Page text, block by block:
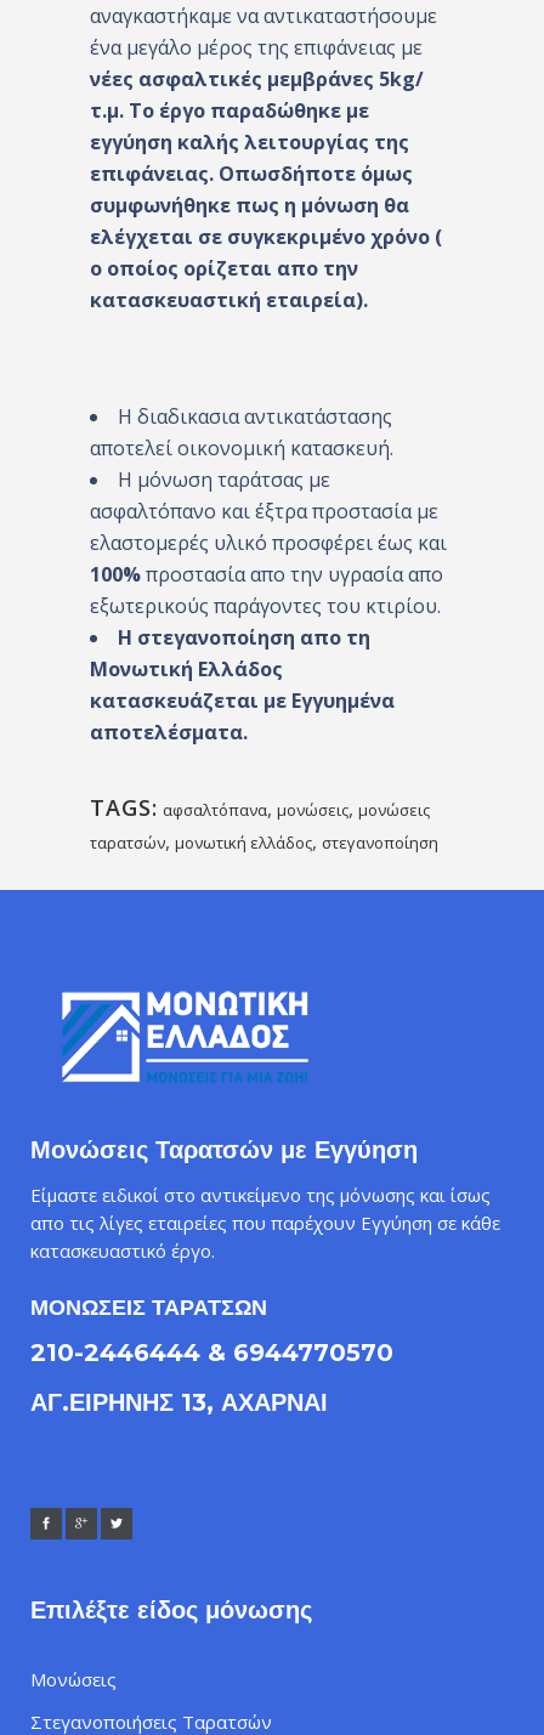
αναγκαστήκαμε να αντικαταστήσουμε
ένα μεγάλο μέρος της επιφάνειας με
νέες ασφαλτικές μεμβράνες 5kg/
τ.μ. To έργο παραδώθηκε με
εγγύηση καλής λειτουργίας της
επιφάνειας. Οπωσδήποτε όμως
συμφωνήθηκε πως η μόνωση θα
ελέγχεται σε συγκεκριμένο χρόνο (
ο οποίος ορίζεται απο την
κατασκευαστική εταιρεία).
Η διαδικασια αντικατάστασης
αποτελεί οικονομική κατασκευή.
Η μόνωση ταράτσας με
ασφαλτόπανο και έξτρα προστασία με
ελαστομερές υλικό προσφέρει έως και
100%προστασία απο την υγρασία απο
εξωτερικούς παράγοντες του κτιρίου.
Η στεγανοποίηση απο τη
Μονωτική Ελλάδος
κατασκευάζεται με Εγγυημένα
αποτελέσματα.
TAGS: αφσαλτόπανα, μονώσεις, μονώσεις
ταρατσών, μονωτική ελλάδος, στεγανοποίηση
Μονώσεις Ταρατσών με Εγγύηση
Είμαστε ειδικοί στο αντικείμενο της μόνωσης και ίσως
απο τις λίγες εταιρείες που παρέχουν Εγγύηση σε κάθε
κατασκευαστικό έργο.
ΜΟΝΩΣΕΙΣ ΤΑΡΑΤΣΩΝ
210-2446444 & 6944770570
ΑΓ.ΕΙΡΗΝΗΣ 13, ΑΧΑΡΝΑΙ
Επιλέξτε είδος μόνωσης
Μονώσεις
Στεγανοποιήσεις Ταρατσών